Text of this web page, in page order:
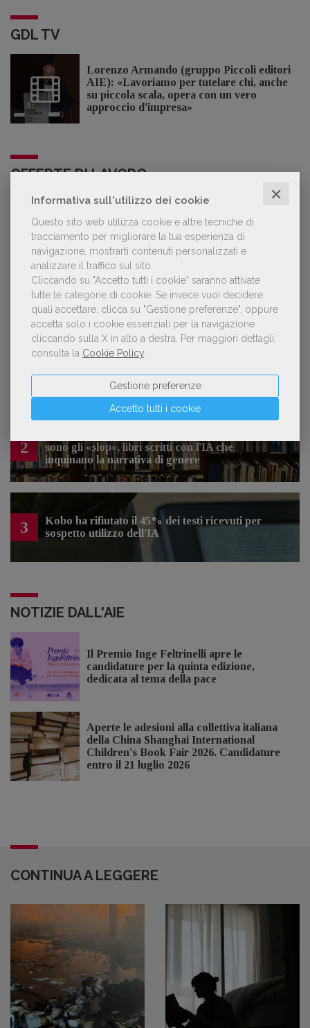
Informativa sull'utilizzo dei cookie ✕
Questo sito web utilizza cookie e altre tecniche di
tracciamento per migliorare la tua esperienza di
navigazione, mostrarti contenuti personalizzati e
analizzare il traffico sul sito.
Cliccando su "Accetto tutti i cookie" saranno attivate
tutte le categorie di cookie. Se invece vuoi decidere
quali accettare, clicca su "Gestione preferenze", oppure
accetta solo i cookie essenziali per la navigazione
cliccando sulla X in alto a destra.
Per maggiori dettagli,
consulta la Cookie Policy
Accetto tutti i cookie
Gestione preferenze
GDL TV
Lorenzo Armando (gruppo Piccoli editori
AIE): «Lavoriamo per tutelare chi, anche
su piccola scala, opera con un vero
approccio d'impresa»
OFFERTE DI LAVORO
Lavoro: 7 posizioni aperte e 9 stage in
editoria
LE PIÙ LETTE
Forse è il momento di cambiare prospettiva
sull’intelligenza artificiale
2
sono gli «slop», libri scritti con l'IA che
inquinano la narrativa di genere
3
Kobo ha rifiutato il 45% dei testi ricevuti per
sospetto utilizzo dell’IA
NOTIZIE DALL'AIE
Il Premio Inge Feltrinelli apre le
candidature per la quinta edizione,
dedicata al tema della pace
Aperte le adesioni alla collettiva italiana
della China Shanghai International
Children's Book Fair 2026. Candidature
entro il 21 luglio 2026
CONTINUA A LEGGERE